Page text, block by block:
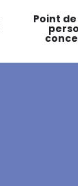
Point